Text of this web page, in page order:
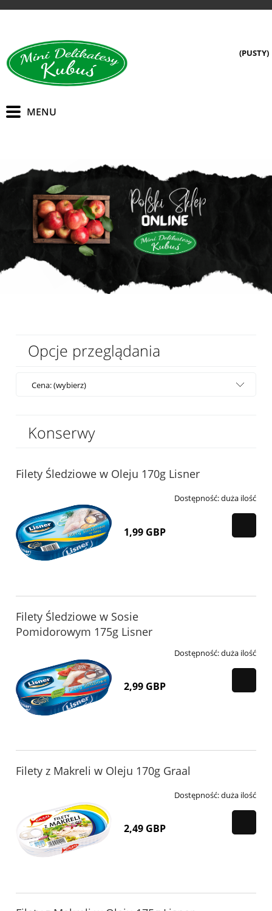
(PUSTY)
Opcje przeglądania
Cena: (wybierz)
Konserwy
Filety Śledziowe w Oleju 170g Lisner
Dostępność:duża ilość
1,99 GBP
Filety Śledziowe w Sosie
Pomidorowym 175g Lisner
Dostępność:duża ilość
2,99 GBP
Filety z Makreli w Oleju 170g Graal
Dostępność:duża ilość
2,49 GBP